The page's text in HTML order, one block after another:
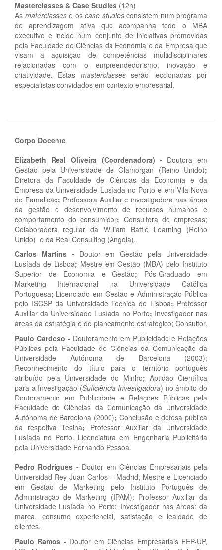
Masterclasses & Case Studies (12h)
As materclassese os case studiesconsistem num programa
de aprendizagem ativa que acompanha todo o MBA
executivo e incide num conjunto de iniciativas promovidas
pela Faculdade de Ciências da Economia e da Empresa que
visam a aquisição de competências multidisciplinares
relacionadas com o empreendedorismo, inovação e
criatividade. Estas masterclassesserão leccionadas por
especialistas convidados em contexto empresarial.
Corpo Docente
Elizabeth Real Oliveira (Coordenadora) - Doutora em
Gestão pela Universidade de Glamorgan (Reino Unido);
Diretora da Faculdade de Ciências da Economia e da
Empresa da Universidade Lusíada no Porto e em Vila Nova
de Famalicão; Professora Auxiliar e investigadora nas áreas
da gestão e desenvolvimento de recursos humanos e
comportamento do consumidor; Consultora de empresas;
Colaboradora regular da William Battle Learning (Reino
Unido) e da Real Consulting (Angola).
Carlos Martins- Doutor em Gestão pela Universidade
Lusíada de Lisboa; Mestre em Gestão (MBA) pelo Instituto
Superior de Economia e Gestão; Pós-Graduado em
Marketing Internacional na Universidade Católica
Portuguesa; Licenciado em Gestão e Administração Pública
pelo ISCSP da Universidade Técnica de Lisboa; Professor
Auxiliar da Universidade Lusíada no Porto; Investigador nas
áreas da estratégia e do planeamento estratégico; Consultor.
Paulo Cardoso - Doutoramento em Publicidade e Relações
Públicas pela Faculdade de Ciências da Comunicação da
Universidade Autónoma de Barcelona (2003);
Reconhecimento do título para o território português
atribuído pela Universidade do Minho; Aptidão Científica
para a Investigação (Suficiência Investigadora) no âmbito do
Doutoramento em Publicidade e Relações Públicas pela
Faculdade de Ciências da Comunicação da Universidade
Autónoma de Barcelona (2000); Conclusão e defesa pública
da respetiva Tesina; Professor Auxiliar da Universidade
Lusíada no Porto. Licenciatura em Engenharia Publicitária
pela Universidade Fernando Pessoa.
Pedro Rodrigues - Doutor em Ciências Empresariais pela
Universidad Rey Juan Carlos – Madrid; Mestre e Licenciado
em Gestão de Marketing pelo Instituto Português de
Administração de Marketing (IPAM); Professor Auxiliar da
Universidade Lusíada no Porto; Investigador nas áreas: da
marca, consumo experiencial, satisfação e lealdade de
clientes.
Paulo Ramos - Doutor em Ciências Empresariais FEP-UP,